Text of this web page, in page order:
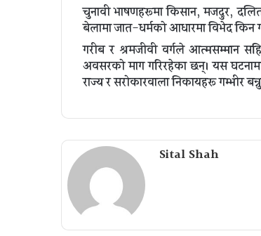
चुनावी भाषणहरूमा किसान, मजदुर, दलित
बेलामा जात-धर्मको आधारमा विभेद किन
गरीब र श्रमजीवी वर्गले आत्मसम्मान
अवसरको माग गरिरहेका छन्। यस
राज्य र सरोकारवाला निकायहरू गम्भीर
Sital Shah